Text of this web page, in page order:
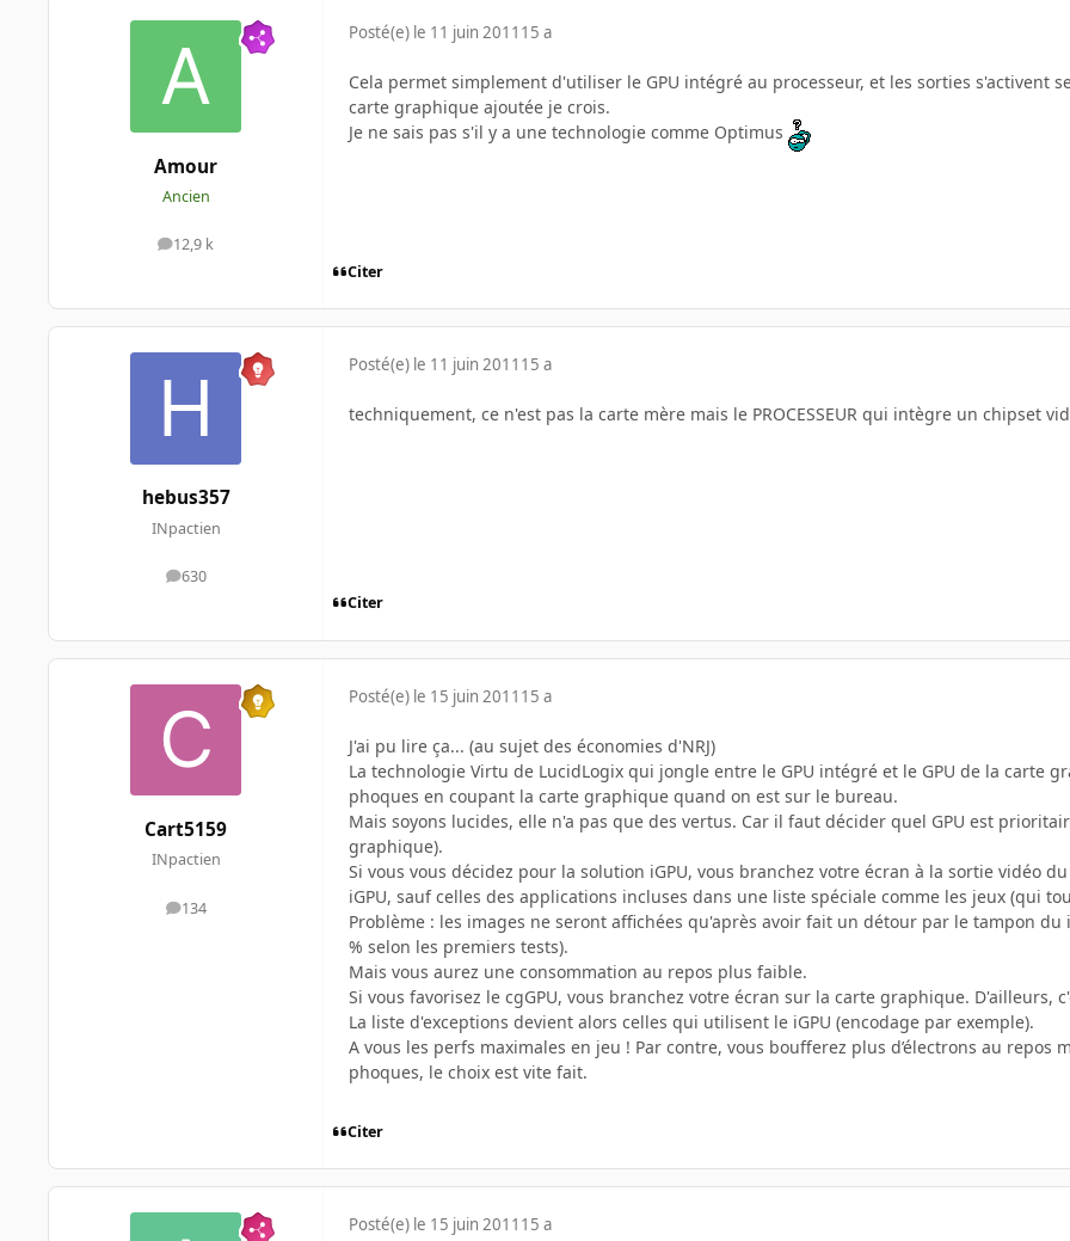
Amour
Ancien
12,9 k
messages
Posté(e) le 11 juin 2011 15 a
Cela permet simplement d'utiliser le GPU intégré au processeur, et les sorties s'activent
carte graphique ajoutée je crois.
Je ne sais pas s'il y a une technologie comme Optimus
Citer
hebus357
INpactien
630
messages
Posté(e) le 11 juin 2011 15 a
techniquement, ce n'est pas la carte mère mais le PROCESSEUR qui intègre un chipset
Citer
Cart5159
INpactien
134
messages
Posté(e) le 15 juin 2011 15 a
J'ai pu lire ça... (au sujet des économies d'NRJ)
La technologie Virtu de LucidLogix qui jongle entre le GPU intégré et le GPU de la carte
phoques en coupant la carte graphique quand on est sur le bureau.
Mais soyons lucides, elle n'a pas que des vertus. Car il faut décider quel GPU est
graphique).
Si vous vous décidez pour la solution iGPU, vous branchez votre écran à la sortie vidéo
iGPU, sauf celles des applications incluses dans une liste spéciale comme les jeux (qui
Problème : les images ne seront affichées qu'après avoir fait un détour par le tampon
% selon les premiers tests).
Mais vous aurez une consommation au repos plus faible.
Si vous favorisez le cgGPU, vous branchez votre écran sur la carte graphique. D'ailleurs,
La liste d'exceptions devient alors celles qui utilisent le iGPU (encodage par exemple).
A vous les perfs maximales en jeu ! Par contre, vous boufferez plus d’électrons au
phoques, le choix est vite fait.
Citer
Posté(e) le 15 juin 2011 15 a